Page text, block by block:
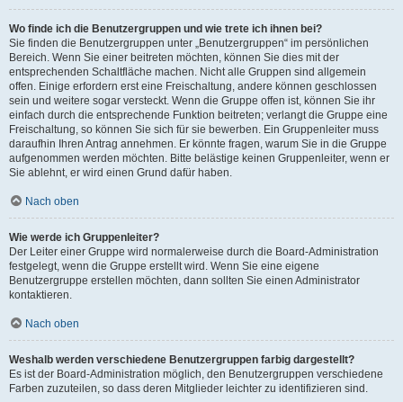
Wo finde ich die Benutzergruppen und wie trete ich ihnen bei?
Sie finden die Benutzergruppen unter „Benutzergruppen“ im persönlichen
Bereich. Wenn Sie einer beitreten möchten, können Sie dies mit der
entsprechenden Schaltfläche machen. Nicht alle Gruppen sind allgemein
offen. Einige erfordern erst eine Freischaltung, andere können geschlossen
sein und weitere sogar versteckt. Wenn die Gruppe offen ist, können Sie ihr
einfach durch die entsprechende Funktion beitreten; verlangt die Gruppe eine
Freischaltung, so können Sie sich für sie bewerben. Ein Gruppenleiter muss
daraufhin Ihren Antrag annehmen. Er könnte fragen, warum Sie in die Gruppe
aufgenommen werden möchten. Bitte belästige keinen Gruppenleiter, wenn er
Sie ablehnt, er wird einen Grund dafür haben.
Nach oben
Wie werde ich Gruppenleiter?
Der Leiter einer Gruppe wird normalerweise durch die Board-Administration
festgelegt, wenn die Gruppe erstellt wird. Wenn Sie eine eigene
Benutzergruppe erstellen möchten, dann sollten Sie einen Administrator
kontaktieren.
Nach oben
Weshalb werden verschiedene Benutzergruppen farbig dargestellt?
Es ist der Board-Administration möglich, den Benutzergruppen verschiedene
Farben zuzuteilen, so dass deren Mitglieder leichter zu identifizieren sind.